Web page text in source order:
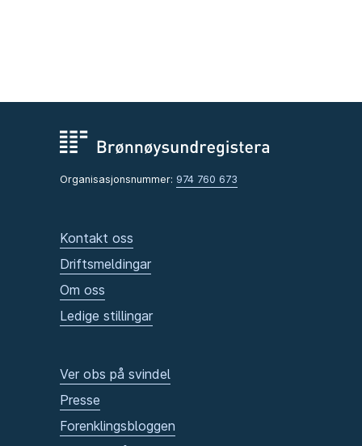
Organisasjonsnummer: 974 760 673
Kontakt oss
Driftsmeldingar
Om oss
Ledige stillingar
Ver obs på svindel
Presse
Forenklingsbloggen